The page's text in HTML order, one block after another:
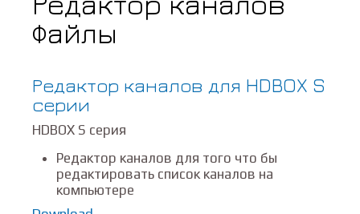
Файлы
Редактор каналов для HDBOX S
серии
HDBOX S серия
Редактор каналов для того что бы
редактировать список каналов на
компьютере